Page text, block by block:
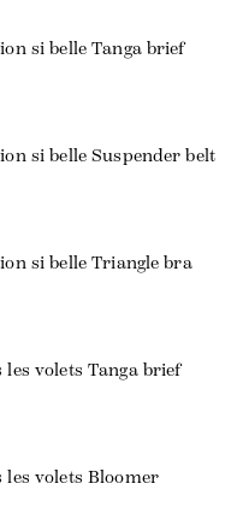
si belle Tanga brief
si belle Suspender belt
si belle Triangle bra
les volets Tanga brief
les volets Bloomer